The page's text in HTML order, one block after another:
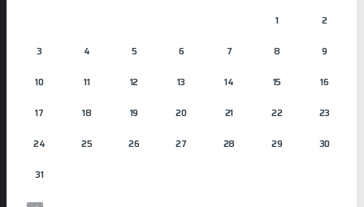
1 2
3 4 5 6 7 8 9
10 11 12 13 14 15 16
17 18 19 20 21 22 23
24 25 26 27 28 29 30
31